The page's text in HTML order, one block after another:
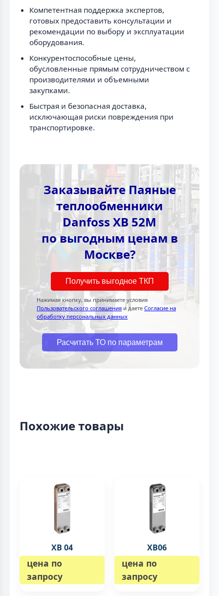
Компетентная поддержка экспертов,
готовых предоставить консультации и
рекомендации по выбору и эксплуатации
оборудования.
Конкурентоспособные цены,
обусловленные прямым сотрудничеством с
производителями и объемными
закупками.
Быстрая и безопасная доставка,
исключающая риски повреждения при
транспортировке.
Заказывайте Паяные
теплообменники
Danfoss XB 52M
по выгодным ценам в
Москве?
Получить выгодное ТКП
Нажимая кнопку, вы принимаете условия
Пользовательского соглашения и даете Согласие на
обработку персональных данных
Расчитать ТО по параметрам
Похожие товары
XB 04
цена по
запросу
XB06
цена по
запросу